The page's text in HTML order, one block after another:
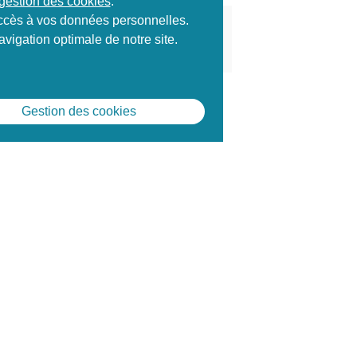
Prochaines sessions de formation
à définir
à vos données personnelles.
optimale de notre site.
Gestion des cookies